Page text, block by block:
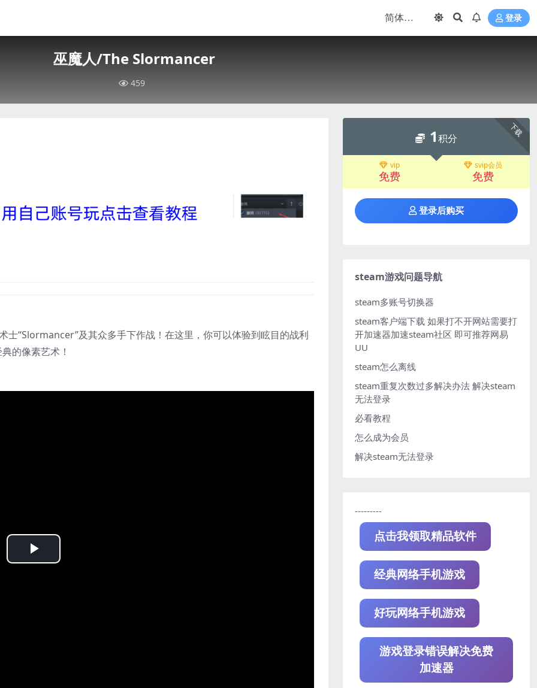
登录
巫魔人/The Slormancer
459
士“Slormancer”及其众多手下作战！在这里，你可以体验到眩目的战利
的像素艺术！
Play
下载
1积分
vip
免费
svip会员
免费
登录后购买
steam游戏问题导航
steam多账号切换器
steam客户端下载 如果打不开网站需要打
开加速器加速steam社区 即可推荐网易
UU
steam怎么离线
steam重复次数过多解决办法 解决steam
无法登录
必看教程
怎么成为会员
解决steam无法登录
---------
点击我领取精品软件
经典网络手机游戏
好玩网络手机游戏
游戏登录错误解决免费
加速器